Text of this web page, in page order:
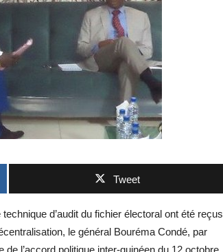
Tweet
d’audit du fichier électoral ont été reçus
le général Bouréma Condé, par
l’accord politique inter-guinéen du 12 octobre